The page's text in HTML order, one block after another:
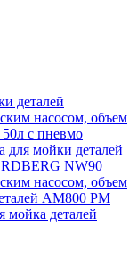
деталей
насосом, объем
50л с пневмо
для мойки деталей
NW90
насосом, объем
АМ800 РМ
мойка деталей